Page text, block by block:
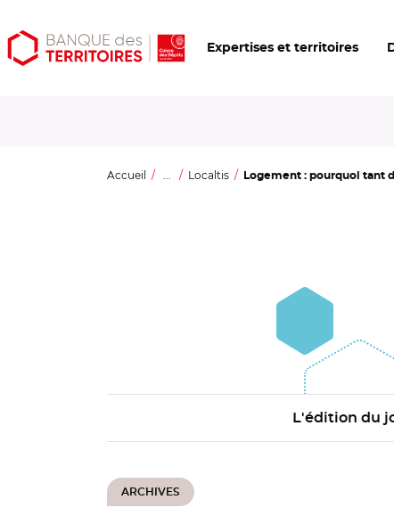
Aller
au
Aller
au
Ouvrir
les
Expertises et territoires
Accueil ... Localtis Logement : pourquoi tant
L'édition du
ARCHIVES